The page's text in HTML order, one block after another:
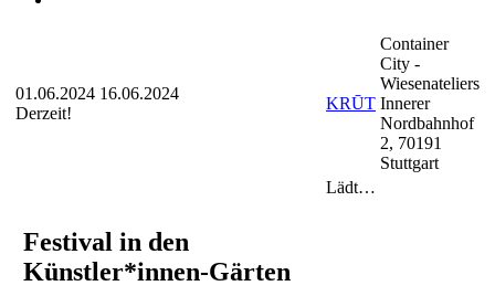
01.06.2024 16.06.2024
Derzeit!
KRŪT
Container
City -
Wiesenateliers
Innerer
Nordbahnhof
2, 70191
Stuttgart
Lädt…
Festival in den
Künstler*innen-Gärten